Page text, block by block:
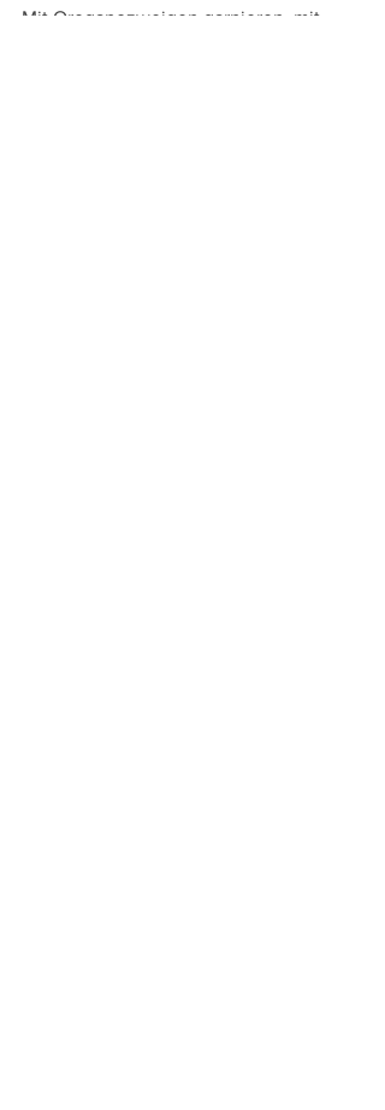
Mit Oreganozweigen garnieren, mit